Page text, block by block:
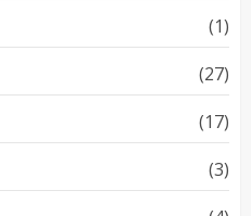
(1)
(27)
(17)
(3)